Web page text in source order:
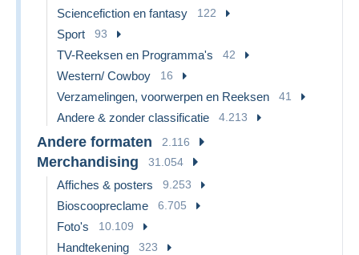
Sciencefiction en fantasy 122
Sport 93
TV-Reeksen en Programma's 42
Western/ Cowboy 16
Verzamelingen, voorwerpen en Reeksen 41
Andere & zonder classificatie 4.213
Andere formaten 2.116
Merchandising 31.054
Affiches & posters 9.253
Bioscoopreclame 6.705
Foto's 10.109
Handtekening 323